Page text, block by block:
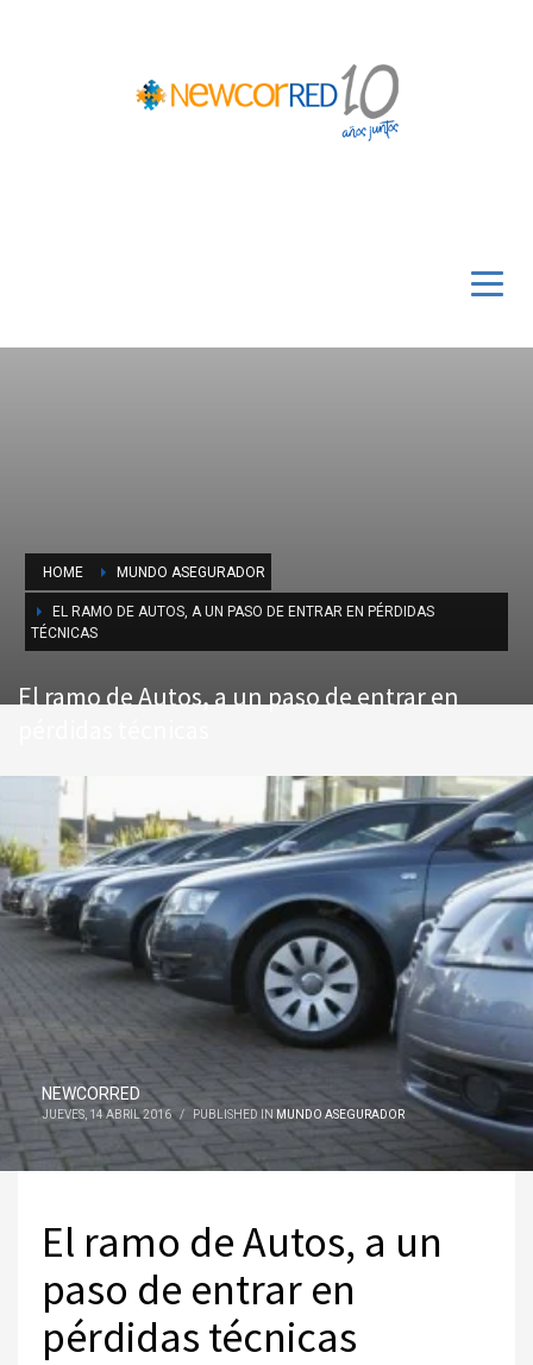
HOME MUNDO ASEGURADOR
EL RAMO DE AUTOS, A UN PASO DE ENTRAR EN PÉRDIDAS
TÉCNICAS
El ramo de Autos, a un paso de entrar en
NEWCORRED
JUEVES, 14 ABRIL 2016 / PUBLISHED IN MUNDO ASEGURADOR
El ramo de Autos, a un
paso de entrar en
pérdidas técnicas